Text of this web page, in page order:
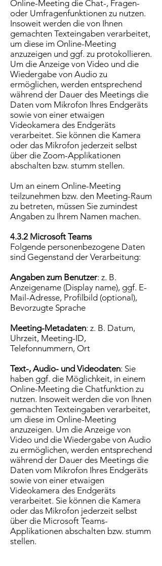
Online-Meeting die Chat-, Fragen-
oder Umfragenfunktionen zu nutzen.
Insoweit werden die von Ihnen
gemachten Texteingaben verarbeitet,
um diese im Online-Meeting
anzuzeigen und ggf. zu protokollieren.
Um die Anzeige von Video und die
Wiedergabe von Audio zu
ermöglichen, werden entsprechend
während der Dauer des Meetings die
Daten vom Mikrofon Ihres Endgeräts
sowie von einer etwaigen
Videokamera des Endgeräts
verarbeitet. Sie können die Kamera
oder das Mikrofon jederzeit selbst
über die Zoom-Applikationen
abschalten bzw. stumm stellen.
Um an einem Online-Meeting
teilzunehmen bzw. den Meeting-Raum
zu betreten, müssen Sie zumindest
Angaben zu Ihrem Namen machen.
4.3.2 Microsoft Teams
Folgende personenbezogene Daten
sind Gegenstand der Verarbeitung:
Angaben zum Benutzer: z. B.
Anzeigename (Display name), ggf. E-
Mail-Adresse, Profilbild (optional),
Bevorzugte Sprache
Meeting-Metadaten: z. B. Datum,
Uhrzeit, Meeting-ID,
Telefonnummern, Ort
Text-, Audio- und Videodaten: Sie
haben ggf. die Möglichkeit, in einem
Online-Meeting die Chatfunktion zu
nutzen. Insoweit werden die von Ihnen
gemachten Texteingaben verarbeitet,
um diese im Online-Meeting
anzuzeigen. Um die Anzeige von
Video und die Wiedergabe von Audio
zu ermöglichen, werden entsprechend
während der Dauer des Meetings die
Daten vom Mikrofon Ihres Endgeräts
sowie von einer etwaigen
Videokamera des Endgeräts
verarbeitet. Sie können die Kamera
oder das Mikrofon jederzeit selbst
über die Microsoft Teams-
Applikationen abschalten bzw. stumm
stellen.